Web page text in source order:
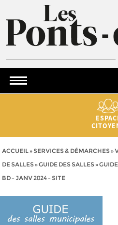
ACCUEIL» SERVICES & DÉMARCHES»
DE SALLES»GUIDE DES SALLES»
BD – JANV 2024 – SITE